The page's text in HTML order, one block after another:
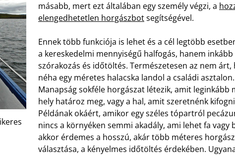
másabb, mert ezt általában egy személy végzi, a
elengedhetetlen horgászbotsegítségével.
Ennek több funkciója is lehet és a cél legtöbb
a kereskedelmi mennyiségű halfogás, hanem inkább
szórakozás és időtöltés. Természetesen az nem árt,
néha egy méretes halacska landol a családi asztalon.
Manapság sokféle horgászat létezik, amit leginkább
hely határoz meg, vagy a hal, amit szeretnénk
Példának okáért, amikor egy széles tópartról
nincs a környéken semmi akadály, ami lehet fa vagy
akkor érdemes a hosszú, akár több méteres
választása, a kényelmes időtöltés érdekében.